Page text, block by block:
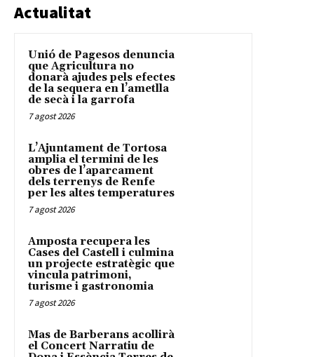
Actualitat
Unió de Pagesos denuncia
que Agricultura no
donarà ajudes pels efectes
de la sequera en l’ametlla
de secà i la garrofa
7 agost 2026
L’Ajuntament de Tortosa
amplia el termini de les
obres de l’aparcament
dels terrenys de Renfe
per les altes temperatures
7 agost 2026
Amposta recupera les
Cases del Castell i culmina
un projecte estratègic que
vincula patrimoni,
turisme i gastronomia
7 agost 2026
Mas de Barberans acollirà
el Concert Narratiu de